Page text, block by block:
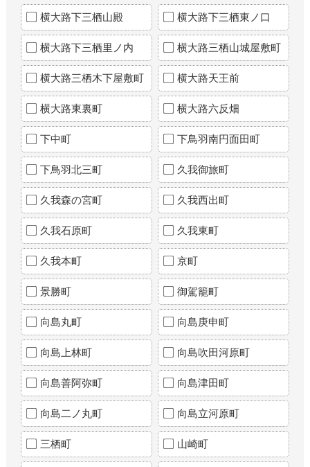
横大路下三栖山殿 横大路下三栖東ノ口
横大路下三栖里ノ内 横大路三栖山城屋敷町
横大路三栖木下屋敷町 横大路天王前
横大路東裏町 横大路六反畑
下中町 下鳥羽南円面田町
下鳥羽北三町 久我御旅町
久我森の宮町 久我西出町
久我石原町 久我東町
久我本町 京町
景勝町 御駕籠町
向島丸町 向島庚申町
向島上林町 向島吹田河原町
向島善阿弥町 向島津田町
向島二ノ丸町 向島立河原町
三栖町 山崎町